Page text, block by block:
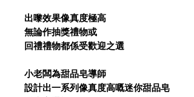
出嚟效果像真度極高
無論作抽獎禮物或
回禮禮物都係受歡迎之選
小老闆為甜品皂導師
設計出一系列像真度高嘅迷你甜品皂